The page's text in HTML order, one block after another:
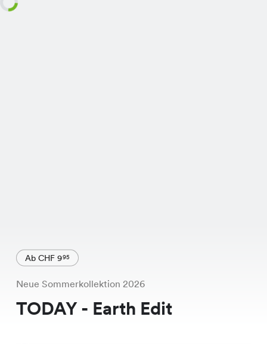
Ab CHF 995
Neue Sommerkollektion 2026
TODAY - Earth Edit